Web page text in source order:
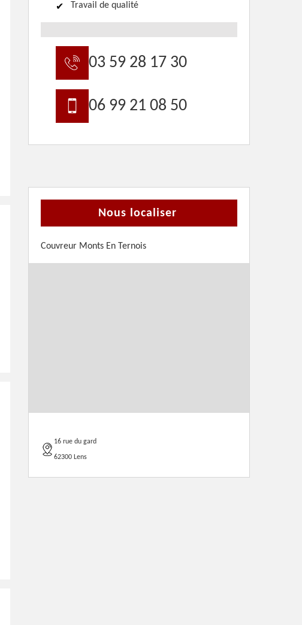
Travail de qualité
03 59 28 17 30
06 99 21 08 50
Nous localiser
Couvreur Monts En Ternois
16 rue du gard
62300 Lens